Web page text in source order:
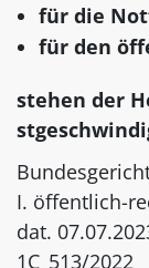
für die
für den
stehen der
I. öffentlich-
dat.
1C_513/2022